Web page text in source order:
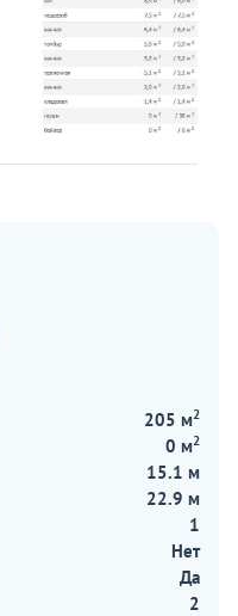
205 м2
0 м2
15.1 м
22.9 м
1
Нет
Да
2